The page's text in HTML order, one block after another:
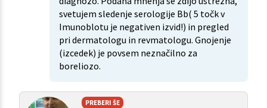
svetujem sledenje serologije Bb( 5 točk v
Imunoblotu je negativen izvid!) in pregled
pri dermatologu in revmatologu. Gnojenje
(izcedek) je povsem neznačilno za
boreliozo.
PREBERI ŠE